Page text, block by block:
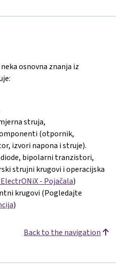
osnovna znanja iz
struja,
(otpornik,
izvori napona i struje).
bipolarni tranzistori,
strujni krugovi i operacijska
ElectrONiX - Pojačala)
krugovi (Pogledajte
)
Back to the navigation